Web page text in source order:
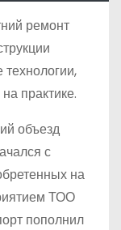
ремонт
практике.
объезд
с
на
ТОО
пополнил